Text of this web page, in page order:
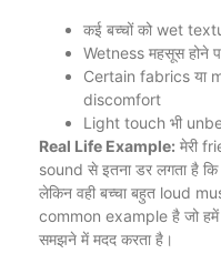
कई बच्चों को wet
Wetness महसूस होने
Certain fabrics या
discomfort
Light touch भी
Real Life Example: मेरी
sound से इतना डर लगता है
लेकिन वही बच्चा बहुत loud
common example है जो हमें
समझने में मदद करता है।